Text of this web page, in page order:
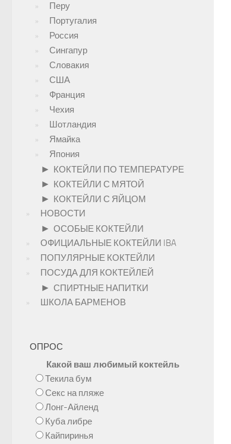
Перу
Португалия
Россия
Сингапур
Словакия
США
Франция
Чехия
Шотландия
Ямайка
Япония
► КОКТЕЙЛИ ПО ТЕМПЕРАТУРЕ
► КОКТЕЙЛИ С МЯТОЙ
► КОКТЕЙЛИ С ЯЙЦОМ
НОВОСТИ
► ОСОБЫЕ КОКТЕЙЛИ
ОФИЦИАЛЬНЫЕ КОКТЕЙЛИ IBA
ПОПУЛЯРНЫЕ КОКТЕЙЛИ
ПОСУДА ДЛЯ КОКТЕЙЛЕЙ
► СПИРТНЫЕ НАПИТКИ
ШКОЛА БАРМЕНОВ
ОПРОС
Какой ваш любимый коктейль
Текила бум
Секс на пляже
Лонг-Айленд
Куба либре
Кайпиринья